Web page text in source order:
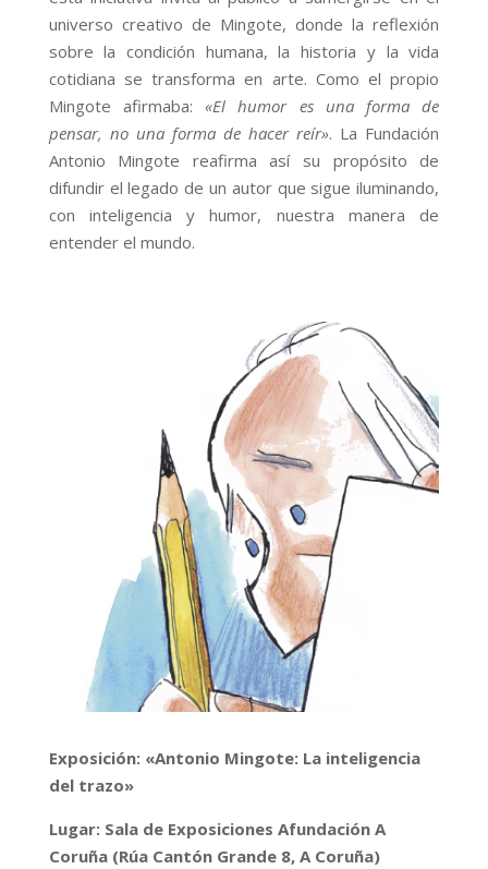
universo creativo de Mingote, donde la reflexión
sobre la condición humana, la historia y la vida
cotidiana se transforma en arte. Como el propio
Mingote afirmaba:«El humor es una forma de
pensar, no una forma de hacer reír». La Fundación
Antonio Mingote reafirma así su propósito de
difundir el legado de un autor que sigue iluminando,
con inteligencia y humor, nuestra manera de
entender el mundo.
Exposición: «Antonio Mingote: La inteligencia
del trazo»
Lugar: Sala de Exposiciones Afundación A
Coruña (Rúa Cantón Grande 8, A Coruña)